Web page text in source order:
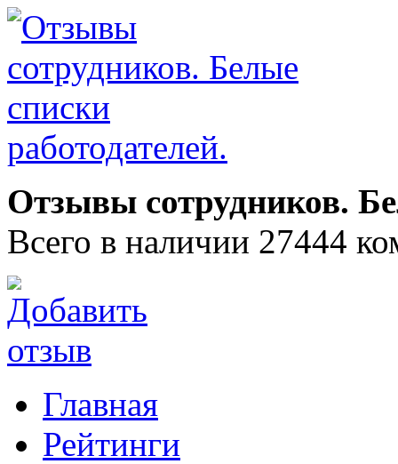
Отзывы сотрудников.
Всего в наличии 27444
Главная
Рейтинги